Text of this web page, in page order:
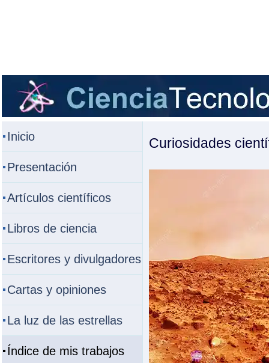
Inicio
Presentación
Artículos científicos
Libros de ciencia
Escritores y divulgadores
Cartas y opiniones
La luz de las estrellas
Índice de mis trabajos
Curiosidades